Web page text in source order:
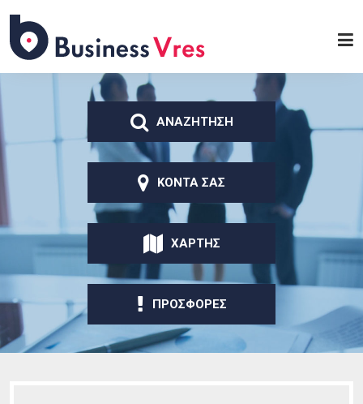
κυρίως περιεχόμενο
Business
ΑΝΑΖΗΤΗΣΗ
ΚΟΝΤΑ ΣΑΣ
ΧΑΡΤΗΣ
ΠΡΟΣΦΟΡΕΣ